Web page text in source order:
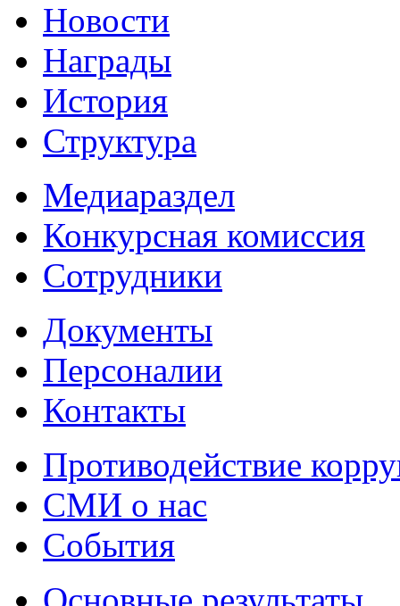
Новости
Награды
История
Структура
Медиараздел
Конкурсная комиссия
Сотрудники
Документы
Персоналии
Контакты
Противодействие
СМИ о нас
События